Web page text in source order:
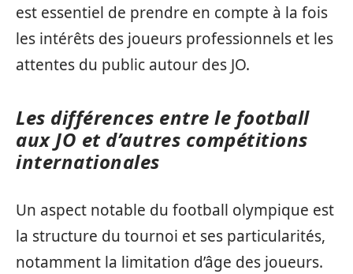
est essentiel de prendre en compte à la fois
les intérêts des joueurs professionnels et les
attentes du public autour des JO.
Les différences entre le football
aux JO et d’autres compétitions
internationales
Un aspect notable du football olympique est
la structure du tournoi et ses particularités,
notamment la limitation d’âge des joueurs.